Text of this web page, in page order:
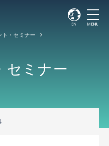
EN MENU
ト・セミナー
セミナー